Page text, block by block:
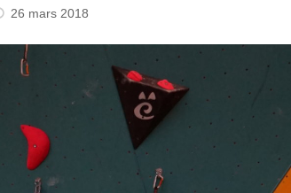
26 mars 2018